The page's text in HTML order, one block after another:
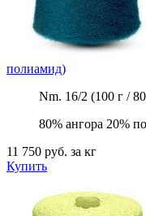
полиамид)
Nm. 16/2 (100 г /
80% ангора 20%
11 750 руб. за кг
Купить